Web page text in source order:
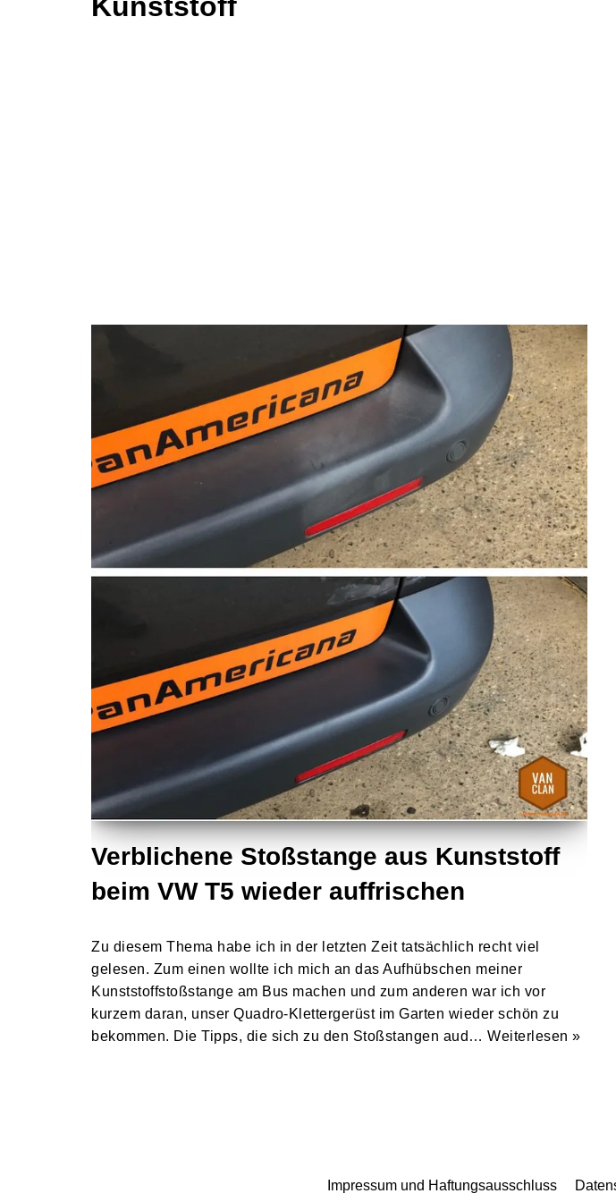
Kunststoff
Verblichene Stoßstange aus Kunststoff
beim VW T5 wieder auffrischen
Zu diesem Thema habe ich in der letzten Zeit tatsächlich recht viel
gelesen. Zum einen wollte ich mich an das Aufhübschen meiner
Kunststoffstoßstange am Bus machen und zum anderen war ich vor
kurzem daran, unser Quadro-Klettergerüst im Garten wieder schön zu
bekommen. Die Tipps, die sich zu den Stoßstangen aud… Weiterlesen »
Impressum und Haftungsausschluss